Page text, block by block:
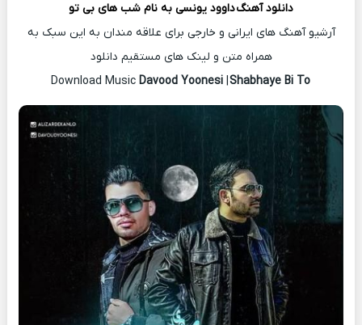
دانلود آهنگداوود یونسی به نام شب های بی تو
آرشیو آهنگ های ایرانی و خارجی برای علاقه مندان به این سبک به
همراه متن و لینک های مستقیم دانلود
Davood Yoonesi |Shabhaye Bi To